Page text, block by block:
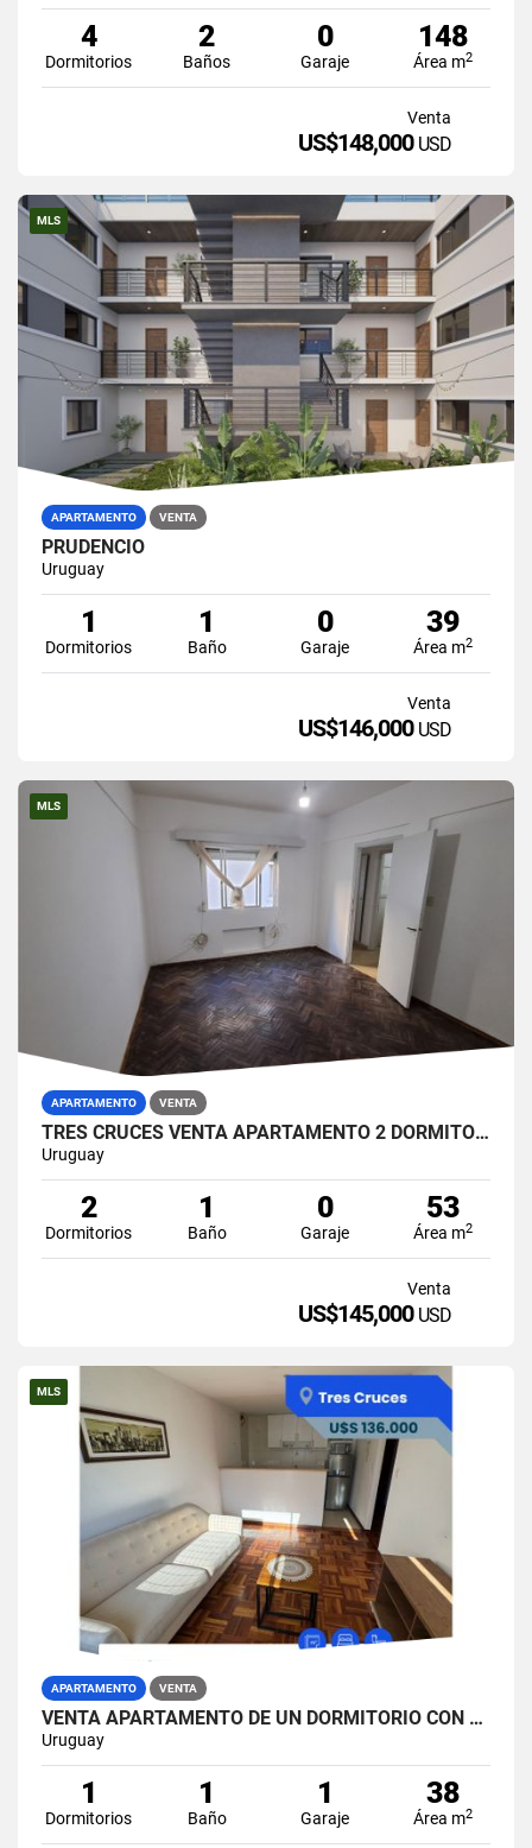
4
Dormitorios
2
Baños
0
Garaje
148
Área m2
Venta
US$148,000 USD
MLS
APARTAMENTO VENTA
PRUDENCIO
Uruguay
1
Dormitorios
1
Baño
0
Garaje
39
Área m2
Venta
US$146,000 USD
MLS
APARTAMENTO VENTA
TRES CRUCES VENTA APARTAMENTO 2 DORMITORIOS PRIMER PISO POR ESCALERA
Uruguay
2
Dormitorios
1
Baño
0
Garaje
53
Área m2
Venta
US$145,000 USD
MLS
APARTAMENTO VENTA
VENTA APARTAMENTO DE UN DORMITORIO CON COCHERA EN TRES CRUCES
Uruguay
1
Dormitorios
1
Baño
1
Garaje
38
Área m2